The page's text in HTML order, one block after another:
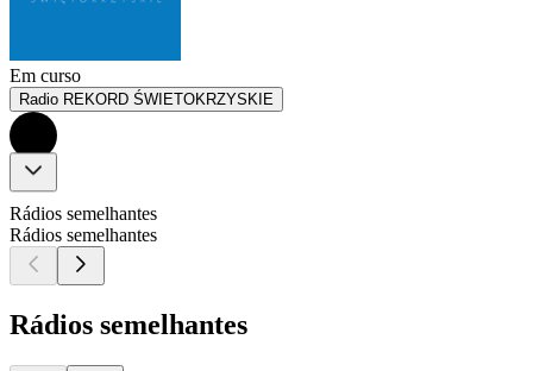
Em curso
Radio REKORD ŚWIETOKRZYSKIE
Rádios semelhantes
Rádios semelhantes
Rádios semelhantes